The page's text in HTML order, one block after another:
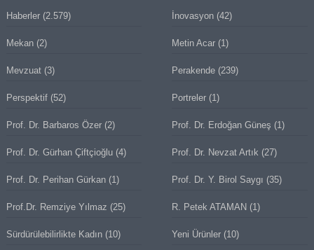
Haberler(2.579) İnovasyon (42)
Mekan(2) Metin Acar (1)
Mevzuat(3) Perakende (239)
Perspektif(52) Portreler (1)
Prof. Dr. Barbaros Özer(2) Prof. Dr. Erdoğan Güneş (1)
Prof. Dr. Gürhan Çiftçioğlu(4) Prof. Dr. Nevzat Artık (27)
Prof. Dr. Perihan Gürkan(1) Prof. Dr. Y. Birol Saygı (35)
Prof.Dr. Remziye Yılmaz (25) R. Petek ATAMAN (1)
Sürdürülebilirlikte Kadın(10) Yeni Ürünler (10)